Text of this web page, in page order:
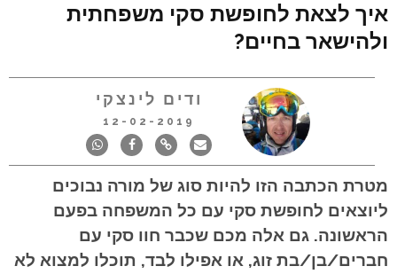
איך לצאת לחופשת סקי משפחתית
ולהישאר בחיים?
ודים לינצקי
12-02-2019
מטרת הכתבה הזו להיות סוג של מורה נבוכים
ליוצאים לחופשת סקי עם כל המשפחה בפעם
הראשונה. גם אלה מכם שכבר חוו סקי עם
חברים/בן/בת זוג, או אפילו לבד, תוכלו למצוא לא